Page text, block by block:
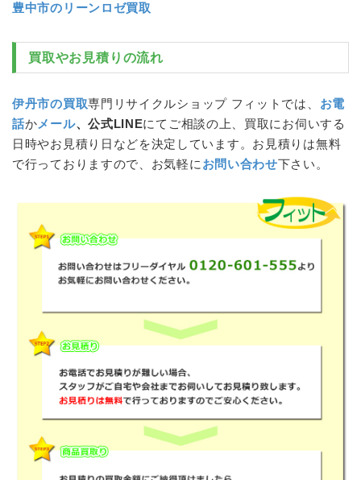
豊中市のリーンロゼ買取
買取やお見積りの流れ
伊丹市の買取専門リサイクルショップ フィットでは、 お電
話かメール、公式LINEにてご相談の上、買取にお伺いする
日時やお見積り日などを決定しています。お見積りは無料
で行っておりますので、お気軽に お問い合わせ下さい。